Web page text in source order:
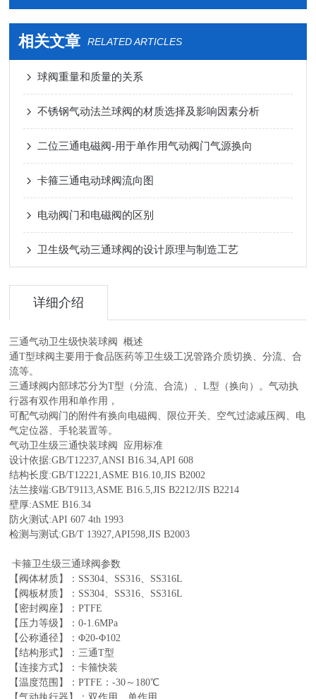
相关文章 RELATED ARTICLES
球阀重量和质量的关系
不锈钢气动法兰球阀的材质选择及影响因素分析
二位三通电磁阀-用于单作用气动阀门气源换向
卡箍三通电动球阀流向图
电动阀门和电磁阀的区别
卫生级气动三通球阀的设计原理与制造工艺
详细介绍
三通气动卫生级快装球阀 概述
通T型球阀主要用于食品医药等卫生级工况管路介质切换、分流、合
流等。
三通球阀内部球芯分为T型（分流、合流）、L型（换向）。气动执
行器有双作用和单作用，
可配气动阀门的附件有换向电磁阀、限位开关、空气过滤减压阀、电
气定位器、手轮装置等。
气动卫生级三通快装球阀
应用标准
设计依据:GB/T12237,ANSI B16.34,API 608
结构长度:GB/T12221,ASME B16.10,JIS B2002
法兰接端:GB/T9113,ASME B16.5,JIS B2212/JIS B2214
壁厚:ASME B16.34
防火测试:API 607 4th 1993
检测与测试:GB/T 13927,API598,JIS B2003
卡箍卫生级三通球阀参数
【阀体材质】：SS304、SS316、SS316L
【阀板材质】：SS304、SS316、SS316L
【密封阀座】：PTFE
【压力等级】：0-1.6MPa
【公称通径】：Φ20-Φ102
【结构形式】：三通T型
【连接方式】：卡箍快装
【温度范围】：PTFE：-30～180℃